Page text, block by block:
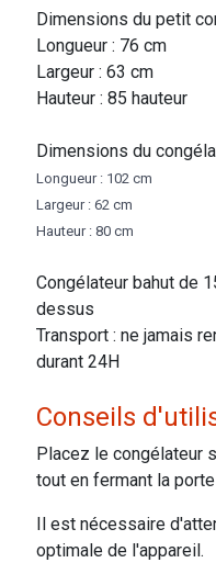
Dimensions du petit
Longueur : 76 cm
Largeur : 63 cm
Hauteur : 85 hauteur
Dimensions du
Longueur : 102 cm
Largeur : 62 cm
Hauteur : 80 cm
Congélateur bahut de
dessus
Transport : ne jamais
durant 24H
Conseils
Placez le congélateur
tout en fermant la
Il est nécessaire
optimale de l'appareil.